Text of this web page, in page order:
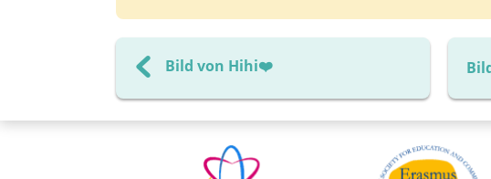
Bild von Hihi❤️